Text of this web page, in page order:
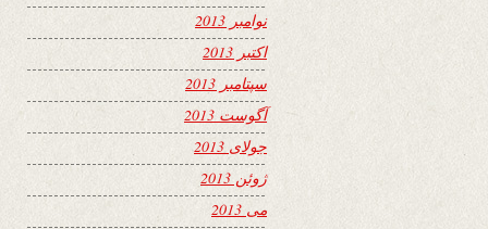
نوامبر 2013
اکتبر 2013
سپتامبر 2013
آگوست 2013
جولای 2013
ژوئن 2013
می 2013